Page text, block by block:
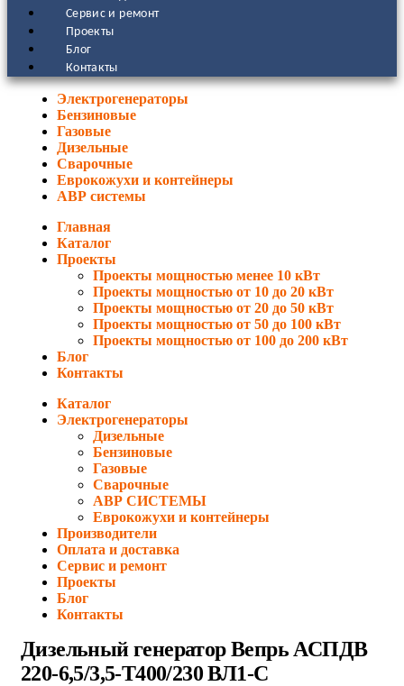
Сервис и ремонт
Проекты
Блог
Контакты
Электрогенераторы
Бензиновые
Газовые
Дизельные
Сварочные
Еврокожухи и контейнеры
АВР системы
Главная
Каталог
Проекты
Проекты мощностью менее 10 кВт
Проекты мощностью от 10 до 20 кВт
Проекты мощностью от 20 до 50 кВт
Проекты мощностью от 50 до 100 кВт
Проекты мощностью от 100 до 200 кВт
Блог
Контакты
Каталог
Электрогенераторы
Дизельные
Бензиновые
Газовые
Сварочные
АВР СИСТЕМЫ
Еврокожухи и контейнеры
Производители
Оплата и доставка
Сервис и ремонт
Проекты
Блог
Контакты
Дизельный генератор Вепрь АСПДВ
220-6,5/3,5-Т400/230 ВЛ1-С